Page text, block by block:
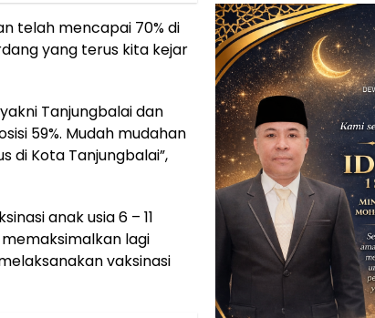
telah mencapai 70% di
yang terus kita kejar
Tanjungbalai dan
59%. Mudah mudahan
di Kota Tanjungbalai”,
anak usia 6 – 11
lagi
vaksinasi